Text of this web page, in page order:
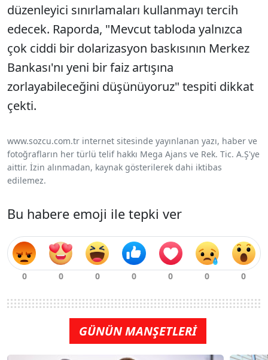
düzenleyici sınırlamaları kullanmayı tercih
edecek. Raporda, "Mevcut tabloda yalnızca
çok ciddi bir dolarizasyon baskısının Merkez
Bankası'nı yeni bir faiz artışına
zorlayabileceğini düşünüyoruz" tespiti dikkat
çekti.
www.sozcu.com.tr internet sitesinde yayınlanan yazı, haber ve
fotoğrafların her türlü telif hakkı Mega Ajans ve Rek. Tic. A.Ş'ye
aittir. İzin alınmadan, kaynak gösterilerek dahi iktibas
edilemez.
Bu habere emoji ile tepki ver
GÜNÜN MANŞETLERİ